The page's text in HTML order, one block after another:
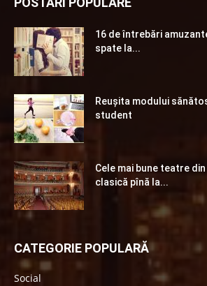
16 de întrebări
spate la...
Reuşita modului
student
Cele mai bune teatre
clasică pînă la...
CATEGORIE POPULARĂ
Social